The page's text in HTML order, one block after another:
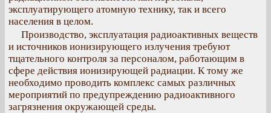
эксплуатирующего атомную технику, так и всего
населения в целом.
Производство, эксплуатация радиоактивных веществ
и источников ионизирующего излучения требуют
тщательного контроля за персоналом, работающим в
сфере действия ионизирующей радиации. К тому же
необходимо проводить комплекс самых различных
мероприятий по предупреждению радиоактивного
загрязнения окружающей среды.